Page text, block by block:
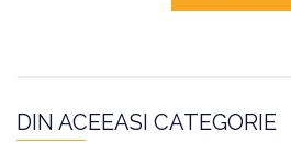
DIN ACEEASI CATEGORIE